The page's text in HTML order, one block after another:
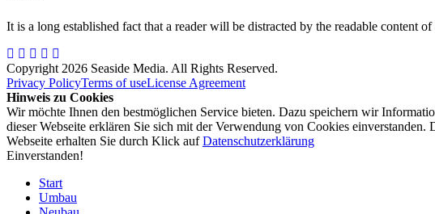
It is a long established fact that a reader will be distracted by the readable content of
Copyright 2026 Seaside Media. All Rights Reserved.
Privacy PolicyTerms of useLicense Agreement
Hinweis zu Cookies
Wir möchte Ihnen den bestmöglichen Service bieten. Dazu speichern wir
dieser Webseite erklären Sie sich mit der Verwendung von Cookies
Webseite erhalten Sie durch Klick aufDatenschutzerklärung
Einverstanden!
Start
Umbau